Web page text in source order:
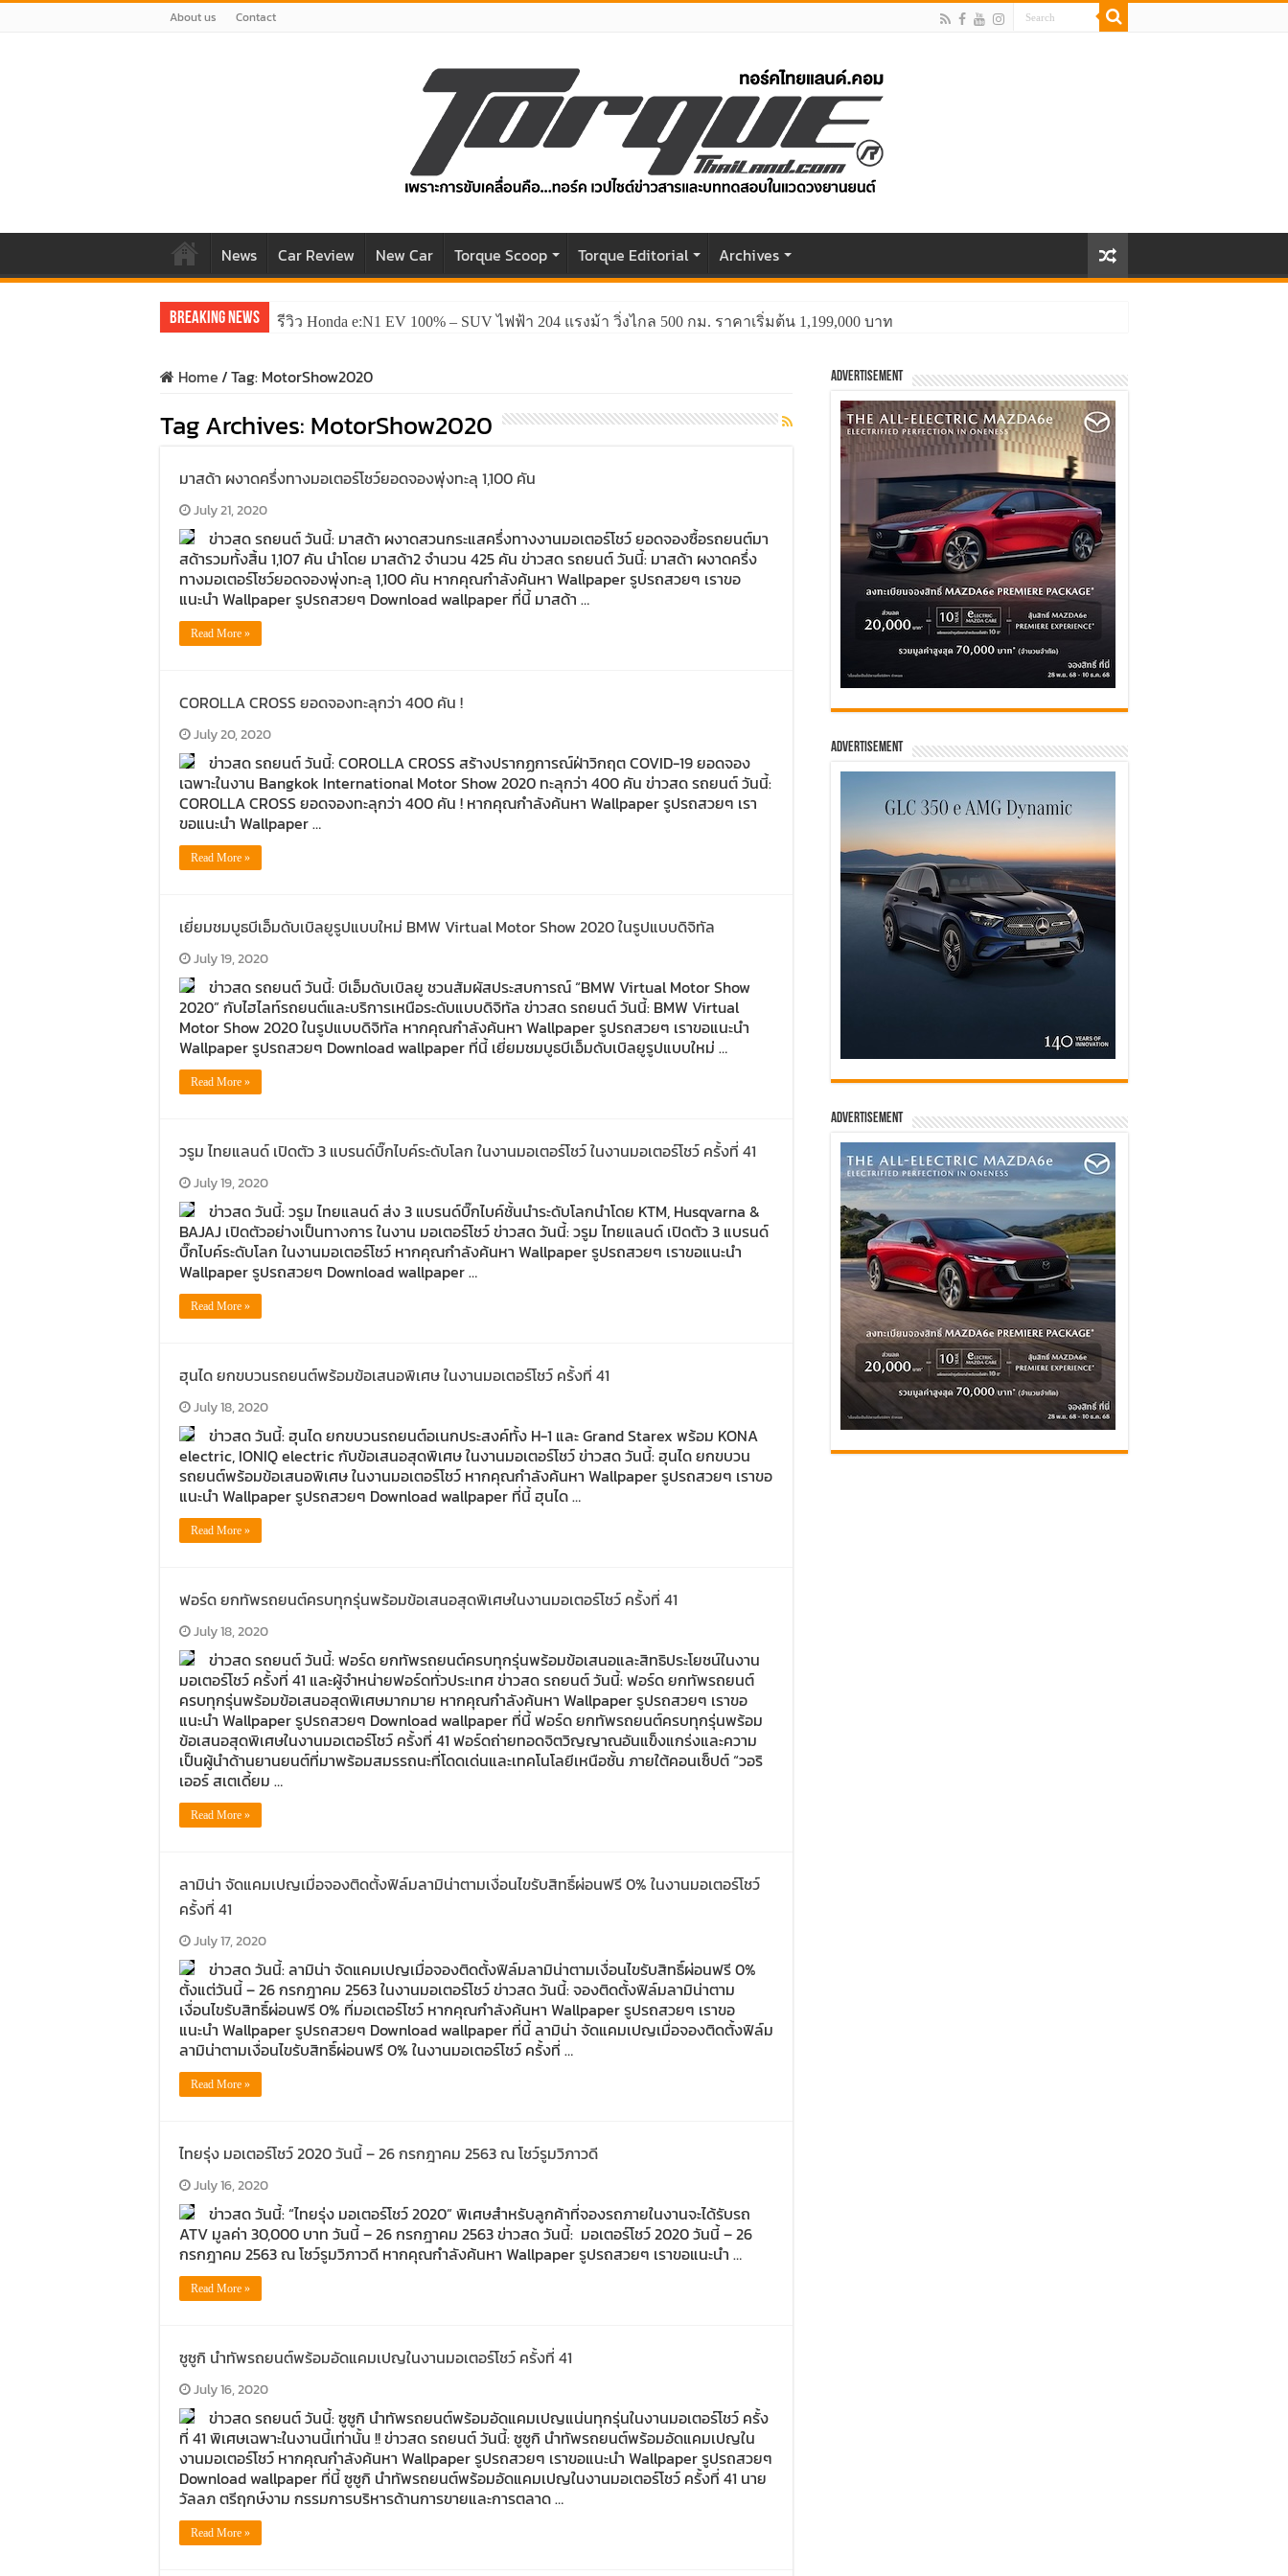
About us Contact
News Car Review New Car Torque Scoop Torque Editorial Archives
Breaking News รีวิว Honda e:N1 EV 100% – SUV ไฟฟ้า 204 แรงม้า วิ่งไกล 500 กม. ราคาเริ่มต้น 1,199,000 บาท
รีวิว ลองขับ All New GWM HAVAL H6 ปรับโฉมหน้าใหม่หล่อกว่าเดิม พร้อมสมรรถนะที่ดียิ่งกว่า
Home/Tag: MotorShow2020
Tag Archives: MotorShow2020
มาสด้า ผงาดครึ่งทางมอเตอร์โชว์ยอดจองพุ่งทะลุ 1,100 คัน
July 21, 2020
ข่าวสด รถยนต์ วันนี้: มาสด้า ผงาดสวนกระแสครึ่งทางงานมอเตอร์โชว์ ยอดจองซื้อรถยนต์มา
สด้ารวมทั้งสิ้น 1,107 คัน นำโดย มาสด้า2 จำนวน 425 คัน ข่าวสด รถยนต์ วันนี้: มาสด้า ผงาดครึ่ง
ทางมอเตอร์โชว์ยอดจองพุ่งทะลุ 1,100 คัน หากคุณกำลังค้นหา Wallpaper รูปรถสวยๆ เราขอ
แนะนำ Wallpaper รูปรถสวยๆ Download wallpaper ที่นี้ มาสด้า …
Read More »
COROLLA CROSS ยอดจองทะลุกว่า 400 คัน !
July 20, 2020
ข่าวสด รถยนต์ วันนี้: COROLLA CROSS สร้างปรากฏการณ์ฝ่าวิกฤต COVID-19 ยอดจอง
เฉพาะในงาน Bangkok International Motor Show 2020 ทะลุกว่า 400 คัน ข่าวสด รถยนต์ วันนี้:
COROLLA CROSS ยอดจองทะลุกว่า 400 คัน ! หากคุณกำลังค้นหา Wallpaper รูปรถสวยๆ เรา
ขอแนะนำ Wallpaper …
Read More »
เยี่ยมชมบูธบีเอ็มดับเบิลยูรูปแบบใหม่ BMW Virtual Motor Show 2020 ในรูปแบบดิจิทัล
July 19, 2020
ข่าวสด รถยนต์ วันนี้: บีเอ็มดับเบิลยู ชวนสัมผัสประสบการณ์ “BMW Virtual Motor Show
2020” กับไฮไลท์รถยนต์และบริการเหนือระดับแบบดิจิทัล ข่าวสด รถยนต์ วันนี้: BMW Virtual
Motor Show 2020 ในรูปแบบดิจิทัล หากคุณกำลังค้นหา Wallpaper รูปรถสวยๆ เราขอแนะนำ
Wallpaper รูปรถสวยๆ Download wallpaper ที่นี้ เยี่ยมชมบูธบีเอ็มดับเบิลยูรูปแบบใหม่ …
Read More »
วรูม ไทยแลนด์ เปิดตัว 3 แบรนด์บิ๊กไบค์ระดับโลก ในงานมอเตอร์โชว์ ในงานมอเตอร์โชว์ ครั้งที่ 41
July 19, 2020
ข่าวสด วันนี้: วรูม ไทยแลนด์ ส่ง 3 แบรนด์บิ๊กไบค์ชั้นนำระดับโลกนำโดย KTM, Husqvarna &
BAJAJ เปิดตัวอย่างเป็นทางการ ในงาน มอเตอร์โชว์ ข่าวสด วันนี้: วรูม ไทยแลนด์ เปิดตัว 3 แบรนด์
บิ๊กไบค์ระดับโลก ในงานมอเตอร์โชว์ หากคุณกำลังค้นหา Wallpaper รูปรถสวยๆ เราขอแนะนำ
Wallpaper รูปรถสวยๆ Download wallpaper …
Read More »
ฮุนได ยกขบวนรถยนต์พร้อมข้อเสนอพิเศษ ในงานมอเตอร์โชว์ ครั้งที่ 41
July 18, 2020
ข่าวสด วันนี้: ฮุนได ยกขบวนรถยนต์อเนกประสงค์ทั้ง H-1 และ Grand Starex พร้อม KONA
electric, IONIQ electric กับข้อเสนอสุดพิเศษ ในงานมอเตอร์โชว์ ข่าวสด วันนี้: ฮุนได ยกขบวน
รถยนต์พร้อมข้อเสนอพิเศษ ในงานมอเตอร์โชว์ หากคุณกำลังค้นหา Wallpaper รูปรถสวยๆ เราขอ
แนะนำ Wallpaper รูปรถสวยๆ Download wallpaper ที่นี้ ฮุนได …
Read More »
ฟอร์ด ยกทัพรถยนต์ครบทุกรุ่นพร้อมข้อเสนอสุดพิเศษในงานมอเตอร์โชว์ ครั้งที่ 41
July 18, 2020
ข่าวสด รถยนต์ วันนี้: ฟอร์ด ยกทัพรถยนต์ครบทุกรุ่นพร้อมข้อเสนอและสิทธิประโยชน์ในงาน
มอเตอร์โชว์ ครั้งที่ 41 และผู้จำหน่ายฟอร์ดทั่วประเทศ ข่าวสด รถยนต์ วันนี้: ฟอร์ด ยกทัพรถยนต์
ครบทุกรุ่นพร้อมข้อเสนอสุดพิเศษมากมาย หากคุณกำลังค้นหา Wallpaper รูปรถสวยๆ เราขอ
แนะนำ Wallpaper รูปรถสวยๆ Download wallpaper ที่นี้ ฟอร์ด ยกทัพรถยนต์ครบทุกรุ่นพร้อม
ข้อเสนอสุดพิเศษในงานมอเตอร์โชว์ ครั้งที่ 41 ฟอร์ดถ่ายทอดจิตวิญญาณอันแข็งแกร่งและความ
เป็นผู้นำด้านยานยนต์ที่มาพร้อมสมรรถนะที่โดดเด่นและเทคโนโลยีเหนือชั้น ภายใต้คอนเซ็ปต์ “วอริ
เออร์ สเตเดี้ยม …
Read More »
ลามิน่า จัดแคมเปญเมื่อจองติดตั้งฟิล์มลามิน่าตามเงื่อนไขรับสิทธิ์ผ่อนฟรี 0% ในงานมอเตอร์โชว์
ครั้งที่ 41
July 17, 2020
ข่าวสด วันนี้: ลามิน่า จัดแคมเปญเมื่อจองติดตั้งฟิล์มลามิน่าตามเงื่อนไขรับสิทธิ์ผ่อนฟรี 0%
ตั้งแต่วันนี้ – 26 กรกฎาคม 2563 ในงานมอเตอร์โชว์ ข่าวสด วันนี้: จองติดตั้งฟิล์มลามิน่าตาม
เงื่อนไขรับสิทธิ์ผ่อนฟรี 0% ที่มอเตอร์โชว์ หากคุณกำลังค้นหา Wallpaper รูปรถสวยๆ เราขอ
แนะนำ Wallpaper รูปรถสวยๆ Download wallpaper ที่นี้ ลามิน่า จัดแคมเปญเมื่อจองติดตั้งฟิล์ม
ลามิน่าตามเงื่อนไขรับสิทธิ์ผ่อนฟรี 0% ในงานมอเตอร์โชว์ ครั้งที่ …
Read More »
ไทยรุ่ง มอเตอร์โชว์ 2020 วันนี้ – 26 กรกฎาคม 2563 ณ โชว์รูมวิภาวดี
July 16, 2020
ข่าวสด วันนี้: “ไทยรุ่ง มอเตอร์โชว์ 2020” พิเศษสำหรับลูกค้าที่จองรถภายในงานจะได้รับรถ
ATV มูลค่า 30,000 บาท วันนี้ – 26 กรกฎาคม 2563 ข่าวสด วันนี้: มอเตอร์โชว์ 2020 วันนี้ – 26
กรกฎาคม 2563 ณ โชว์รูมวิภาวดี หากคุณกำลังค้นหา Wallpaper รูปรถสวยๆ เราขอแนะนำ …
Read More »
ซูซูกิ นำทัพรถยนต์พร้อมอัดแคมเปญในงานมอเตอร์โชว์ ครั้งที่ 41
July 16, 2020
ข่าวสด รถยนต์ วันนี้: ซูซูกิ นำทัพรถยนต์พร้อมอัดแคมเปญแน่นทุกรุ่นในงานมอเตอร์โชว์ ครั้ง
ที่ 41 พิเศษเฉพาะในงานนี้เท่านั้น !! ข่าวสด รถยนต์ วันนี้: ซูซูกิ นำทัพรถยนต์พร้อมอัดแคมเปญใน
งานมอเตอร์โชว์ หากคุณกำลังค้นหา Wallpaper รูปรถสวยๆ เราขอแนะนำ Wallpaper รูปรถสวยๆ
Download wallpaper ที่นี้ ซูซูกิ นำทัพรถยนต์พร้อมอัดแคมเปญในงานมอเตอร์โชว์ ครั้งที่ 41 นาย
วัลลภ ตรีฤกษ์งาม กรรมการบริหารด้านการขายและการตลาด …
Read More »
Advertisement
Advertisement
Advertisement